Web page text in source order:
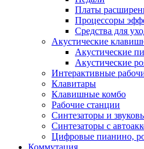
Платы
Процессоры
Средства для
Акустические
Акустические
Акустические
Интерактивные
Клавитары
Клавишные комбо
Рабочие станции
Синтезаторы и
Синтезаторы с
Цифровые пианино,
Коммутация